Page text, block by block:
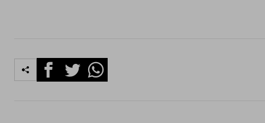
FacebookTwitterWhatsapp